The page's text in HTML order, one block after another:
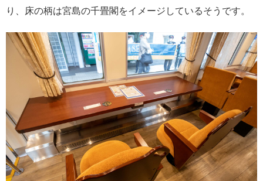
り、床の柄は宮島の千畳閣をイメージしているそうです。